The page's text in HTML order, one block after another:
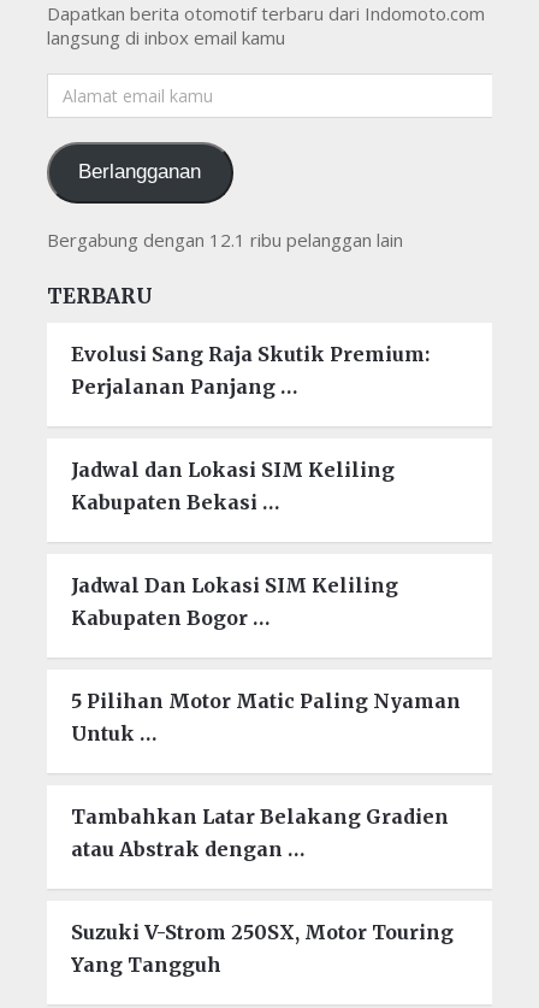
Dapatkan berita otomotif terbaru dari Indomoto.com
langsung di inbox email kamu
Alamat
email
Berlangganan
Bergabung dengan 12.1 ribu pelanggan lain
TERBARU
Evolusi Sang Raja Skutik Premium:
Perjalanan Panjang …
Jadwal dan Lokasi SIM Keliling
Kabupaten Bekasi …
Jadwal Dan Lokasi SIM Keliling
Kabupaten Bogor …
5 Pilihan Motor Matic Paling Nyaman
Untuk …
Tambahkan Latar Belakang Gradien
atau Abstrak dengan …
Suzuki V-Strom 250SX, Motor Touring
Yang Tangguh